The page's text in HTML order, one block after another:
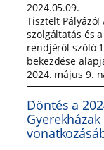
2024.05.09.
Tisztelt
szolgáltatás és
rendjéről szóló
bekezdése
2024. május 9.
Döntés a